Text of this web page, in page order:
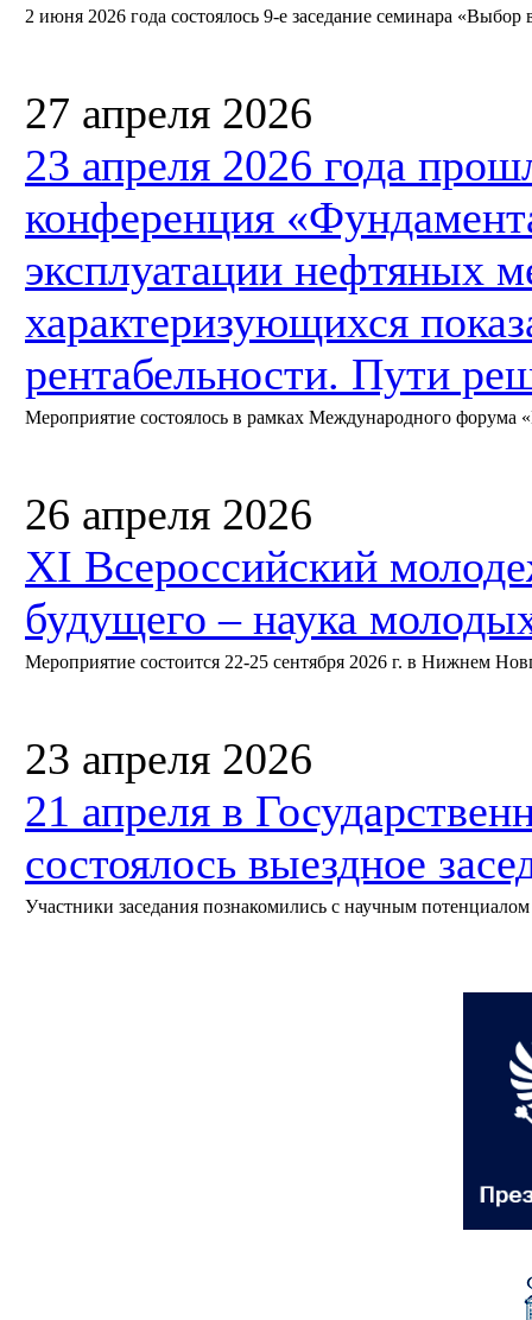
2 июня 2026 года состоялось 9-е заседание семинара
27 апреля 2026
23 апреля 2026 года
конференция
эксплуатации нефтяных
характеризующихся
рентабельности. Пути
Мероприятие состоялось в рамках Международного форума
26 апреля 2026
XI Всероссийский
будущего – наука
Мероприятие состоится 22-25 сентября 2026 г. в Нижнем
23 апреля 2026
21 апреля в
состоялось выездное
Участники заседания познакомились с научным